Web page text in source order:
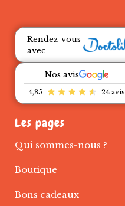
Rendez-vous
avec
Nos avis
4,85 24 avis
Les pages
Qui sommes-nous ?
Boutique
Bons cadeaux